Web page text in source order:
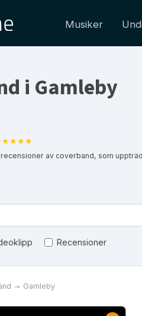
Musiker
i Gamleby
recensioner av coverband, som
Recensioner
Gamleby